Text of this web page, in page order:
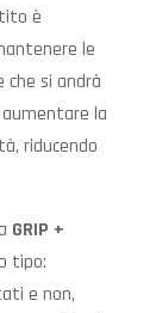
è
le
si andrà
la
riducendo
GRIP +
tipo:
e non,